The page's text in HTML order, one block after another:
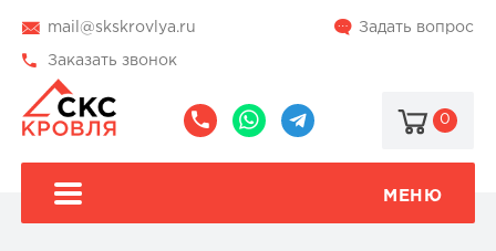
mail@skskrovlya.ru Задать вопрос
Заказать звонок
0
МЕНЮ